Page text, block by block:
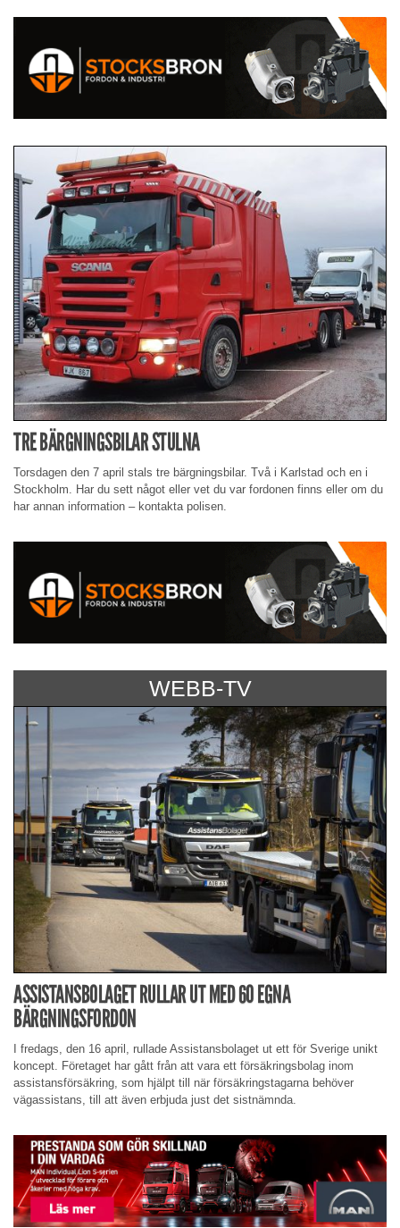
TRE BÄRGNINGSBILAR STULNA
Torsdagen den 7 april stals tre bärgningsbilar. Två i Karlstad och en i
Stockholm. Har du sett något eller vet du var fordonen finns eller om du
har annan information – kontakta polisen.
WEBB-TV
ASSISTANSBOLAGET RULLAR UT MED 60 EGNA
BÄRGNINGSFORDON
I fredags, den 16 april, rullade Assistansbolaget ut ett för Sverige unikt
koncept. Företaget har gått från att vara ett försäkringsbolag inom
assistansförsäkring, som hjälpt till när försäkringstagarna behöver
vägassistans, till att även erbjuda just det sistnämnda.